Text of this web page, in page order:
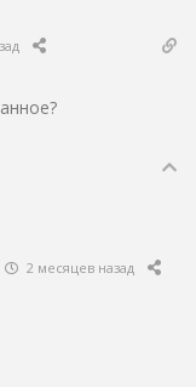
2 месяцев назад